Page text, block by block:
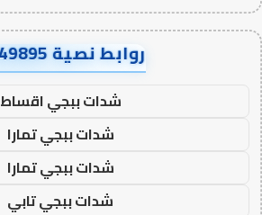
روابط نصية AA49895
شدات ببجي اقساط
شدات ببجي تمارا
شدات ببجي تمارا
شدات ببجي تابي